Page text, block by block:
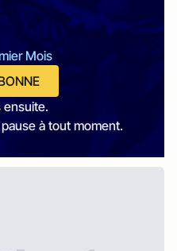
Mois
ensuite.
à tout moment.